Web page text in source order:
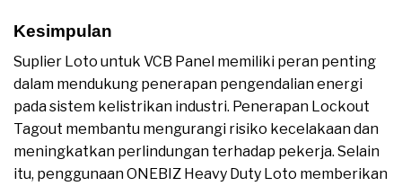
Kesimpulan
Suplier Loto untuk VCB Panel memiliki peran penting
dalam mendukung penerapan pengendalian energi
pada sistem kelistrikan industri. Penerapan Lockout
Tagout membantu mengurangi risiko kecelakaan dan
meningkatkan perlindungan terhadap pekerja. Selain
itu, penggunaan ONEBIZ Heavy Duty Loto memberikan